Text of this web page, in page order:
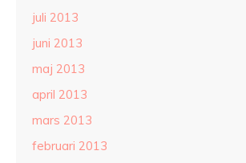
juli 2013
juni 2013
maj 2013
april 2013
mars 2013
februari 2013